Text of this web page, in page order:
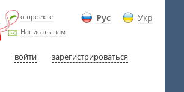
Рус Укр
о проекте
Написать нам
войти зарегистрироваться